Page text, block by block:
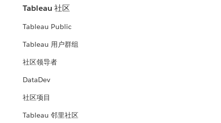
Tableau 社区
Tableau Public
Tableau 用户群组
社区领导者
DataDev
社区项目
Tableau 邻里社区